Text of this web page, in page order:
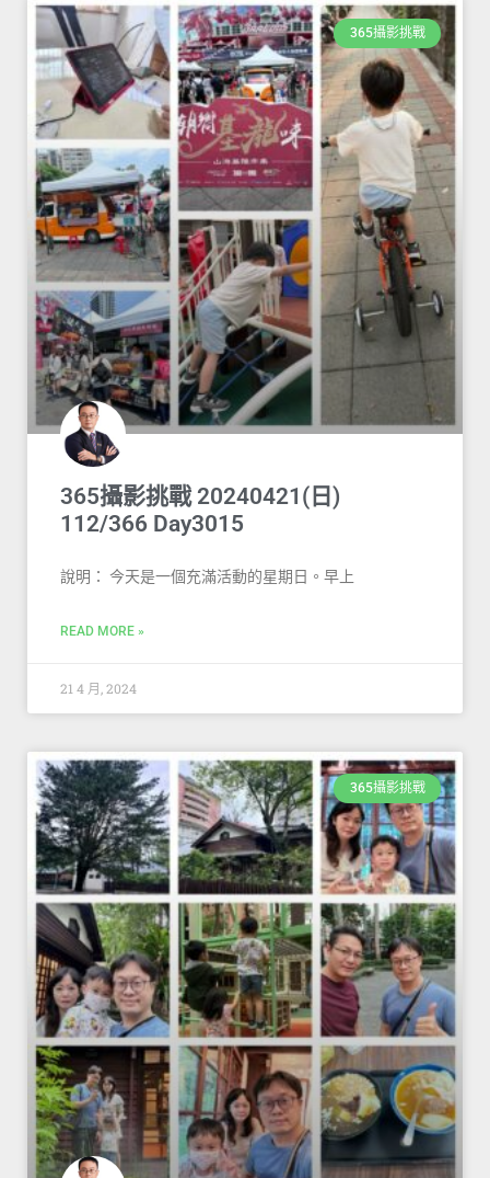
365攝影挑戰
365攝影挑戰 20240421(日)
112/366 Day3015
說明： 今天是一個充滿活動的星期日。早上
READ MORE »
21 4 月, 2024
365攝影挑戰